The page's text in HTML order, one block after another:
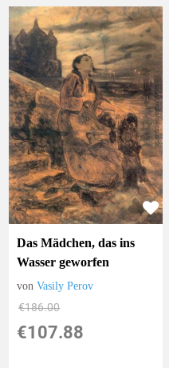
Das Mädchen, das ins
Wasser geworfen
vonVasily Perov
€186.00
€107.88